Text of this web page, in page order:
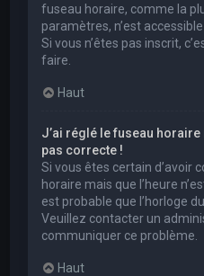
fuseau horaire, comme la
paramètres, n’est
Si vous n’êtes pas inscrit,
faire.
Haut
J’ai réglé le fuseau horaire
pas correcte !
Si vous êtes certain d’avoir
horaire mais que l’heure
est probable que l’horloge
Veuillez contacter un
communiquer ce problème.
Haut